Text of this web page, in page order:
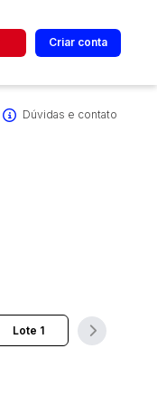
Criar conta
Dúvidas e contato